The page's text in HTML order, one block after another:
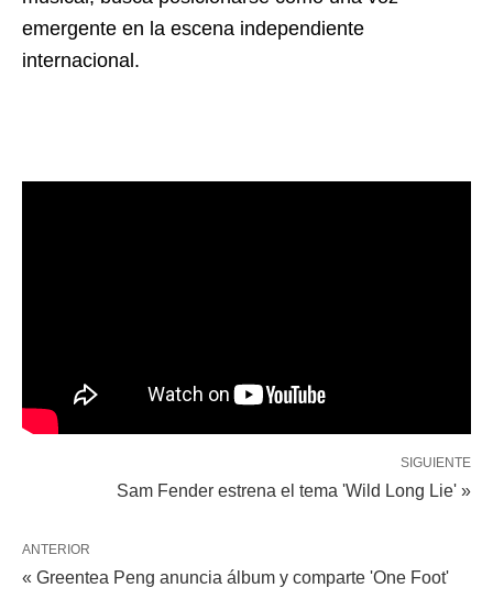
emergente en la escena independiente
internacional.
SIGUIENTE
Sam Fender estrena el tema 'Wild Long Lie' »
ANTERIOR
« Greentea Peng anuncia álbum y comparte 'One Foot'